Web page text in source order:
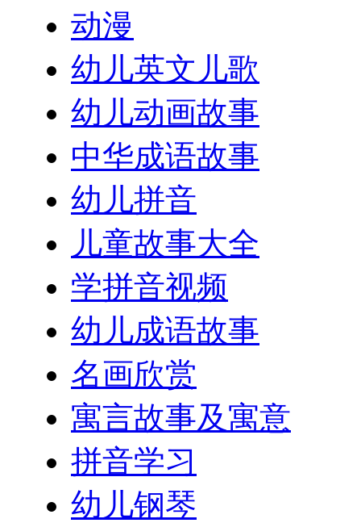
动漫
幼儿英文儿歌
幼儿动画故事
中华成语故事
幼儿拼音
儿童故事大全
学拼音视频
幼儿成语故事
名画欣赏
寓言故事及寓意
拼音学习
幼儿钢琴